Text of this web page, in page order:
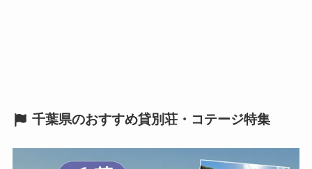
千葉県のおすすめ貸別荘・コテージ特集